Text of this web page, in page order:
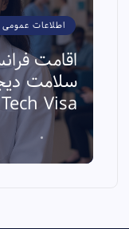
اطلاعات عمومی
اقامت
Tech Visa برای HealthTech